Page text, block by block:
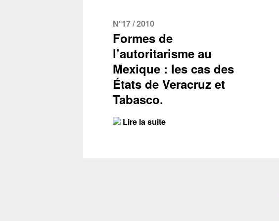
N°17 / 2010
Formes de
l’autoritarisme au
Mexique : les cas des
États de Veracruz et
Tabasco.
Lire la suite